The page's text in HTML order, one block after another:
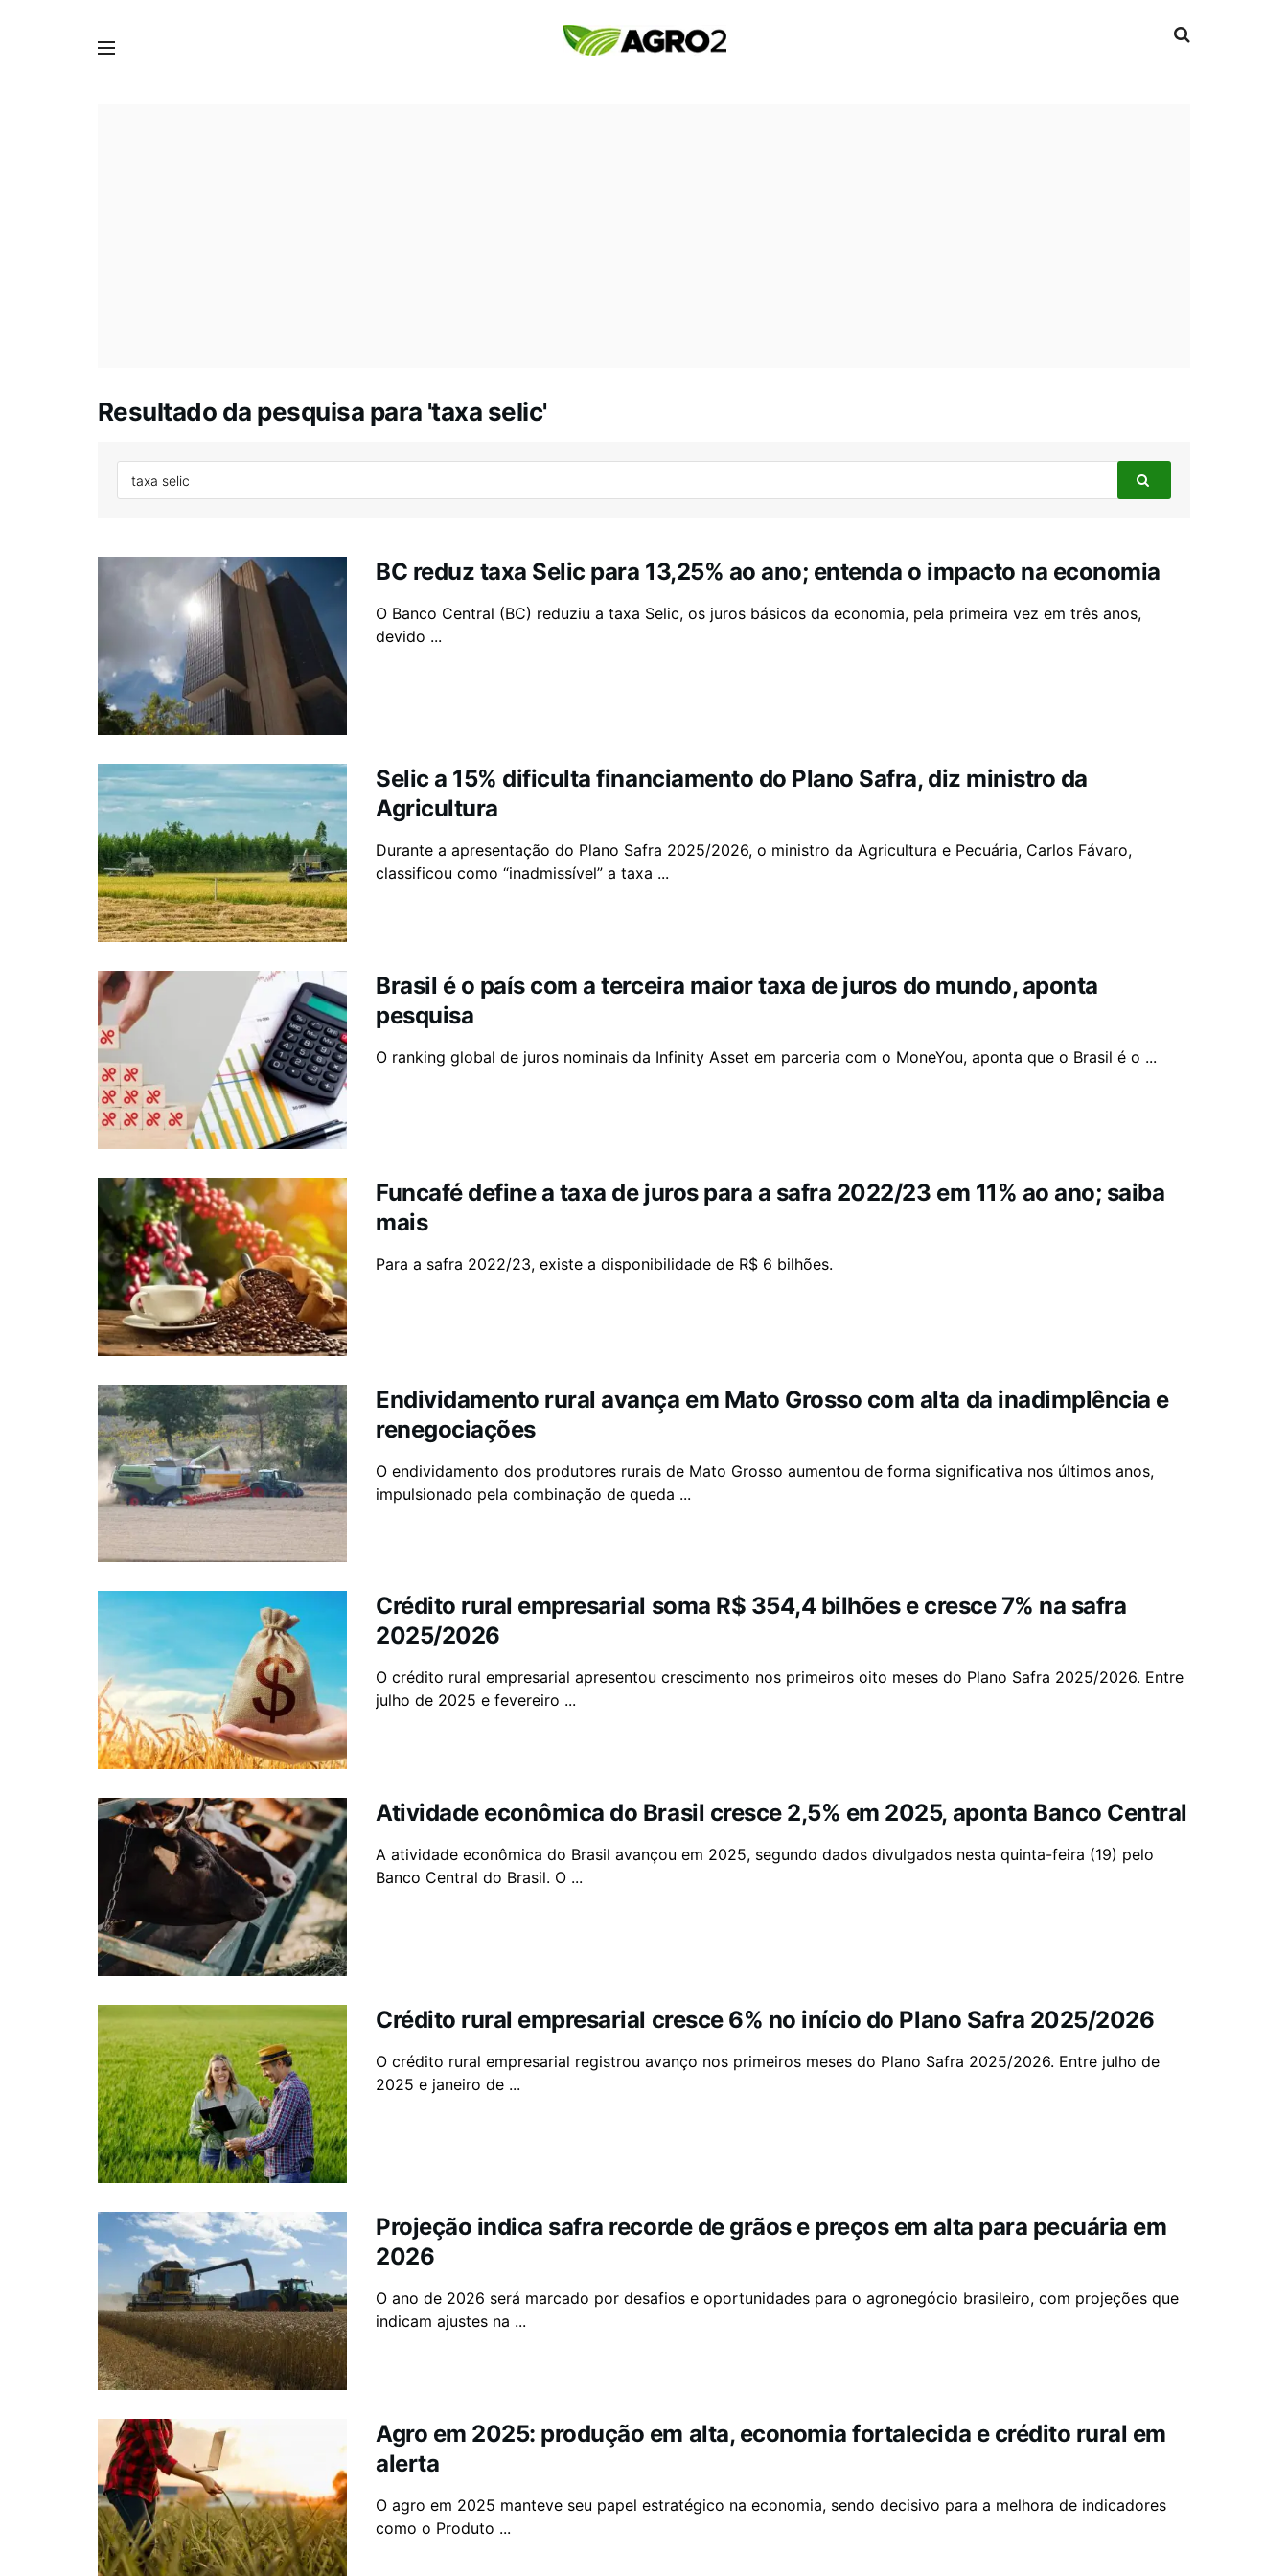
Resultado da pesquisa para 'taxa selic'
BC reduz taxa Selic para 13,25% ao ano; entenda o impacto na economia
O Banco Central (BC) reduziu a taxa Selic, os juros básicos da economia, pela primeira vez em três anos,
devido ...
Selic a 15% dificulta financiamento do Plano Safra, diz ministro da
Agricultura
Durante a apresentação do Plano Safra 2025/2026, o ministro da Agricultura e Pecuária, Carlos Fávaro,
classificou como “inadmissível” a taxa ...
Brasil é o país com a terceira maior taxa de juros do mundo, aponta
pesquisa
O ranking global de juros nominais da Infinity Asset em parceria com o MoneYou, aponta que o Brasil é o ...
Funcafé define a taxa de juros para a safra 2022/23 em 11% ao ano; saiba
mais
Para a safra 2022/23, existe a disponibilidade de R$ 6 bilhões.
Endividamento rural avança em Mato Grosso com alta da inadimplência e
renegociações
O endividamento dos produtores rurais de Mato Grosso aumentou de forma significativa nos últimos anos,
impulsionado pela combinação de queda ...
Crédito rural empresarial soma R$ 354,4 bilhões e cresce 7% na safra
2025/2026
O crédito rural empresarial apresentou crescimento nos primeiros oito meses do Plano Safra 2025/2026. Entre
julho de 2025 e fevereiro ...
Atividade econômica do Brasil cresce 2,5% em 2025, aponta Banco Central
A atividade econômica do Brasil avançou em 2025, segundo dados divulgados nesta quinta-feira (19) pelo
Banco Central do Brasil. O ...
Crédito rural empresarial cresce 6% no início do Plano Safra 2025/2026
O crédito rural empresarial registrou avanço nos primeiros meses do Plano Safra 2025/2026. Entre julho de
2025 e janeiro de ...
Projeção indica safra recorde de grãos e preços em alta para pecuária em
2026
O ano de 2026 será marcado por desafios e oportunidades para o agronegócio brasileiro, com projeções que
indicam ajustes na ...
Agro em 2025: produção em alta, economia fortalecida e crédito rural em
alerta
O agro em 2025 manteve seu papel estratégico na economia, sendo decisivo para a melhora de indicadores
como o Produto ...